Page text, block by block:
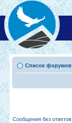
Список форумов
Сообщения без ответов